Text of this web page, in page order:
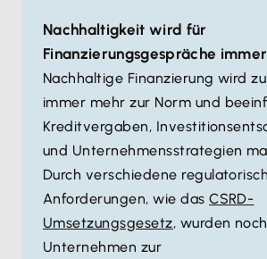
Nachhaltigkeit wird für
Finanzierungsgespräche
Nachhaltige Finanzierung wird
immer mehr zur Norm und
Kreditvergaben,
und Unternehmensstrategien
Durch verschiedene
Anforderungen, wie dasCSRD-
Umsetzungsgesetz, wurden
Unternehmen zur